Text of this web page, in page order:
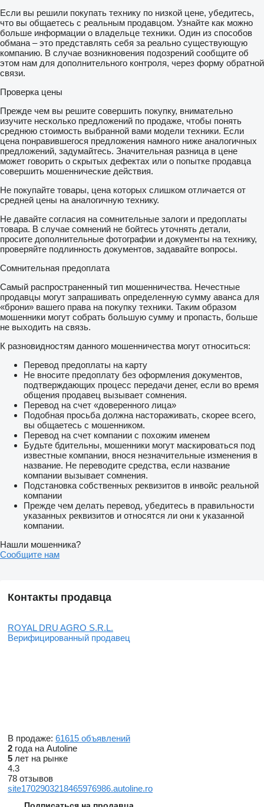
Если вы решили покупать технику по низкой цене, убедитесь,
что вы общаетесь с реальным продавцом. Узнайте как можно
больше информации о владельце техники. Один из способов
обмана – это представлять себя за реально существующую
компанию. В случае возникновения подозрений сообщите об
этом нам для дополнительного контроля, через форму обратной
связи.
Проверка цены
Прежде чем вы решите совершить покупку, внимательно
изучите несколько предложений по продаже, чтобы понять
среднюю стоимость выбранной вами модели техники. Если
цена понравившегося предложения намного ниже аналогичных
предложений, задумайтесь. Значительная разница в цене
может говорить о скрытых дефектах или о попытке продавца
совершить мошеннические действия.
Не покупайте товары, цена которых слишком отличается от
средней цены на аналогичную технику.
Не давайте согласия на сомнительные залоги и предоплаты
товара. В случае сомнений не бойтесь уточнять детали,
просите дополнительные фотографии и документы на технику,
проверяйте подлинность документов, задавайте вопросы.
Сомнительная предоплата
Самый распространенный тип мошенничества. Нечестные
продавцы могут запрашивать определенную сумму аванса для
«брони» вашего права на покупку техники. Таким образом
мошенники могут собрать большую сумму и пропасть, больше
не выходить на связь.
К разновидностям данного мошенничества могут относиться:
Перевод предоплаты на карту
Не вносите предоплату без оформления документов,
подтверждающих процесс передачи денег, если во время
общения продавец вызывает сомнения.
Перевод на счет «доверенного лица»
Подобная просьба должна настораживать, скорее всего,
вы общаетесь с мошенником.
Перевод на счет компании с похожим именем
Будьте бдительны, мошенники могут маскироваться под
известные компании, внося незначительные изменения в
название. Не переводите средства, если название
компании вызывает сомнения.
Подстановка собственных реквизитов в инвойс реальной
компании
Прежде чем делать перевод, убедитесь в правильности
указанных реквизитов и относятся ли они к указанной
компании.
Нашли мошенника?
Сообщите нам
Контакты продавца
ROYAL DRU AGRO S.R.L.
Верифицированный продавец
В продаже: 61615 объявлений
2 года на Autoline
5 лет на рынке
4.3
78 отзывов
site1702903218465976986.autoline.ro